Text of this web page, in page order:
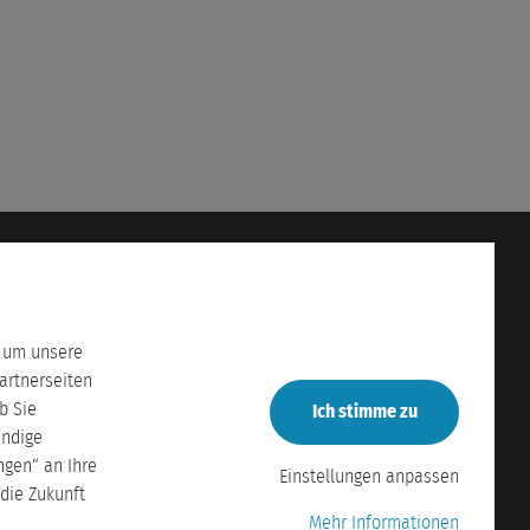
unsere
Sie
an Ihre
Zukunft
Ich stimme zu
Einstellungen anpassen
Mehr Informationen